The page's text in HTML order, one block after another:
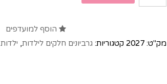
הוסף למועדפים
מק"ט: 2027 קטגוריות: גרביונים חלקים לילדות, ילדות